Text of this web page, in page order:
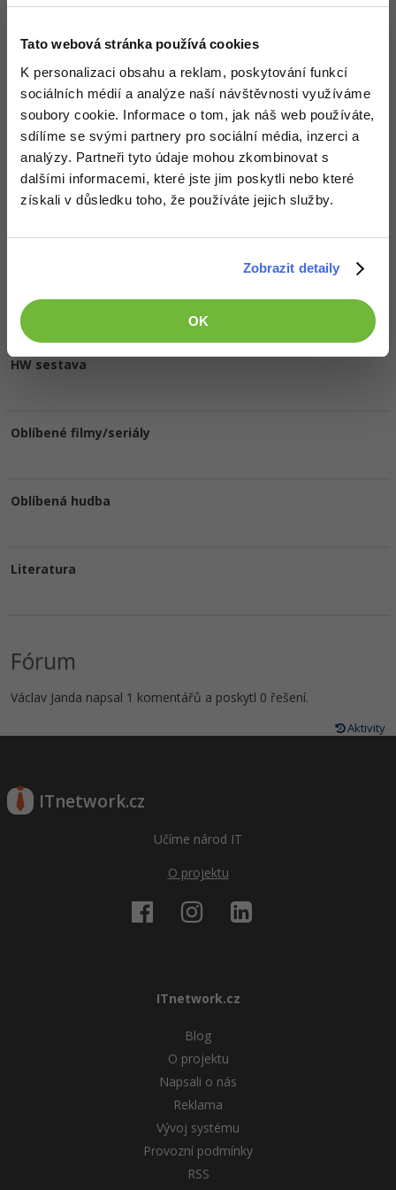
Tato webová stránka používá cookies
K personalizaci obsahu a reklam, poskytování funkcí
sociálních médií a analýze naší návštěvnosti využíváme
soubory cookie. Informace o tom, jak náš web používáte,
sdílíme se svými partnery pro sociální média, inzerci a
analýzy. Partneři tyto údaje mohou zkombinovat s
dalšími informacemi, které jste jim poskytli nebo které
získali v důsledku toho, že používáte jejich služby.
Zobrazit detaily
OK
na zpracování a seznámíme
se s uživatelským rozhraním.
Zobrazit vše (7)
Ocenění
Václav Janda zatím nezískal žádná ocenění.
Oblíbené IDE, Editor
HW sestava
Oblíbené filmy/seriály
Oblíbená hudba
Literatura
Fórum
Václav Janda napsal 1 komentářů a poskytl 0 řešení.
Aktivity
ITnetwork.cz
Učíme národ IT
O projektu
ITnetwork.cz
Blog
O projektu
Napsali o nás
Reklama
Vývoj systému
Provozní podmínky
RSS